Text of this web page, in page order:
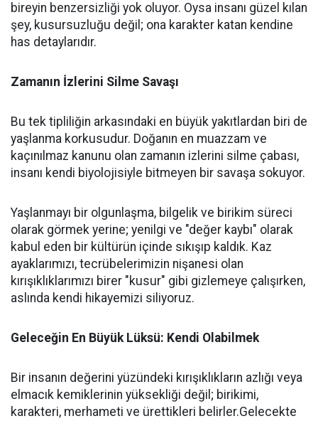
bireyin benzersizliği yok oluyor. Oysa insanı güzel kılan
şey, kusursuzluğu değil; ona karakter katan kendine
has detaylarıdır.
Zamanın İzlerini Silme Savaşı
Bu tek tipliliğin arkasındaki en büyük yakıtlardan biri de
yaşlanma korkusudur. Doğanın en muazzam ve
kaçınılmaz kanunu olan zamanın izlerini silme çabası,
insanı kendi biyolojisiyle bitmeyen bir savaşa sokuyor.
Yaşlanmayı bir olgunlaşma, bilgelik ve birikim süreci
olarak görmek yerine; yenilgi ve "değer kaybı" olarak
kabul eden bir kültürün içinde sıkışıp kaldık. Kaz
ayaklarımızı, tecrübelerimizin nişanesi olan
kırışıklıklarımızı birer "kusur" gibi gizlemeye çalışırken,
aslında kendi hikayemizi siliyoruz.
Geleceğin En Büyük Lüksü: Kendi Olabilmek
Bir insanın değerini yüzündeki kırışıklıkların azlığı veya
elmacık kemiklerinin yüksekliği değil; birikimi,
karakteri, merhameti ve ürettikleri belirler.Gelecekte